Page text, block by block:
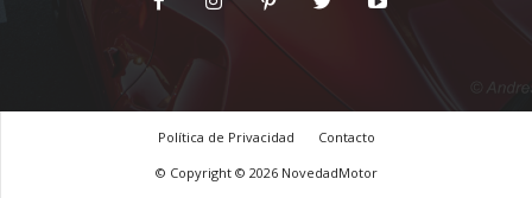
Política de Privacidad
Contacto
© Copyright © 2026 NovedadMotor